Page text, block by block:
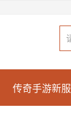
传奇手游新